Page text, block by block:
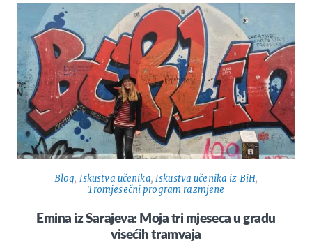
Blog, Iskustva učenika, Iskustva učenika iz BiH,
Tromjesečni program razmjene
Emina iz Sarajeva: Moja tri mjeseca u gradu
visećih tramvaja